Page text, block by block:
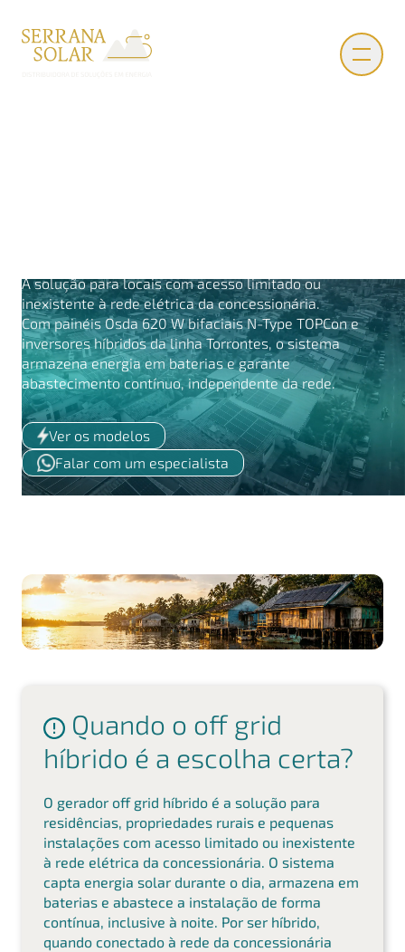
A solução para locais com acesso limitado ou
inexistente à rede elétrica da concessionária.
Com painéis Osda 620 W bifaciais N-Type TOPCon e
inversores híbridos da linha Torrontes, o sistema
armazena energia em baterias e garante
abastecimento contínuo, independente da rede.
Ver os modelos
Falar com um especialista
Quando o off grid
híbrido é a escolha certa?
O gerador off grid híbrido é a solução para
residências, propriedades rurais e pequenas
instalações com acesso limitado ou inexistente
à rede elétrica da concessionária. O sistema
capta energia solar durante o dia, armazena em
baterias e abastece a instalação de forma
contínua, inclusive à noite. Por ser híbrido,
quando conectado à rede da concessionária